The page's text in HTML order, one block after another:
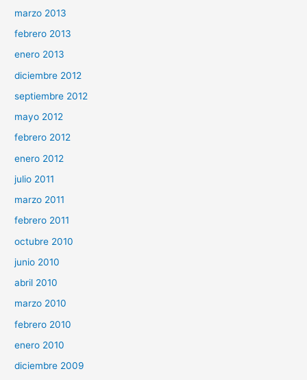
marzo 2013
febrero 2013
enero 2013
diciembre 2012
septiembre 2012
mayo 2012
febrero 2012
enero 2012
julio 2011
marzo 2011
febrero 2011
octubre 2010
junio 2010
abril 2010
marzo 2010
febrero 2010
enero 2010
diciembre 2009